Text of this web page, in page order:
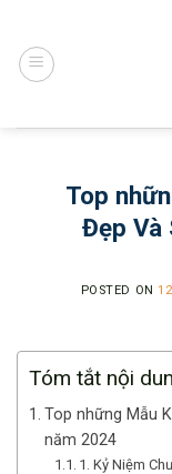
content
Top
Đẹp Và
POSTED ON
Tóm tắt nội
Top những Mẫu
năm 2024
1. Kỷ Niệm